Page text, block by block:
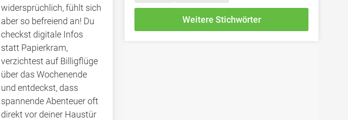
widersprüchlich, fühlt sich
aber so befreiend an! Du
checkst digitale Infos
statt Papierkram,
verzichtest auf Billigflüge
über das Wochenende
und entdeckst, dass
spannende Abenteuer oft
direkt vor deiner Haustür
Weitere Stichwörter